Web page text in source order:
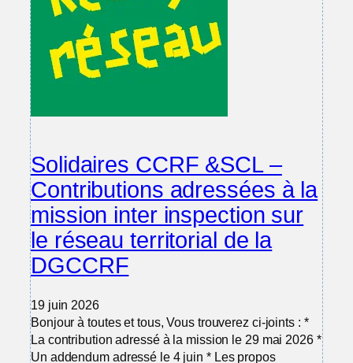
Solidaires CCRF &SCL –
Contributions adressées à la
mission inter inspection sur
le réseau territorial de la
DGCCRF
19 juin 2026
Bonjour à toutes et tous, Vous trouverez ci-joints : *
La contribution adressé à la mission le 29 mai 2026 *
Un addendum adressé le 4 juin * Les propos